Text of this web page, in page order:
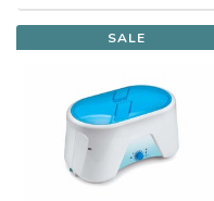
SALE